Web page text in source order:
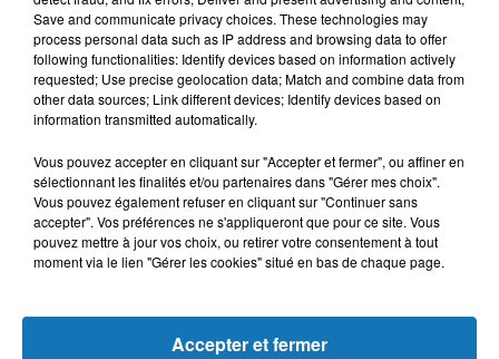
Save and communicate privacy choices. These technologies may
process personal data such as IP address and browsing data to offer
following functionalities: Identify devices based on information actively
requested; Use precise geolocation data; Match and combine data from
other data sources; Link different devices; Identify devices based on
information transmitted automatically.
Vous pouvez accepter en cliquant sur "Accepter et fermer", ou affiner en
sélectionnant les finalités et/ou partenaires dans "Gérer mes choix".
Vous pouvez également refuser en cliquant sur "Continuer sans
accepter". Vos préférences ne s'appliqueront que pour ce site. Vous
pouvez mettre à jour vos choix, ou retirer votre consentement à tout
moment via le lien "Gérer les cookies" situé en bas de chaque page.
Accepter et fermer